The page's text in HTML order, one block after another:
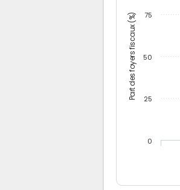
Part des foyers fiscaux (%)
0
25
50
75